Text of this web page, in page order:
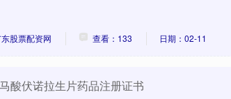
股票配资网 查看：133 日期：02-11
酸伏诺拉生片药品注册证书